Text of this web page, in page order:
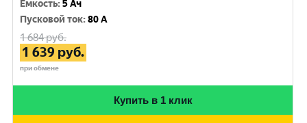
Емкость:5 Ач
Пусковой ток:80 A
1 684руб.
1 639 руб.
при обмене
Купить в 1 клик